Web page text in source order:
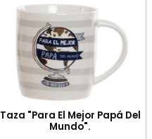
Taza "Para El Mejor Papá Del
Mundo".